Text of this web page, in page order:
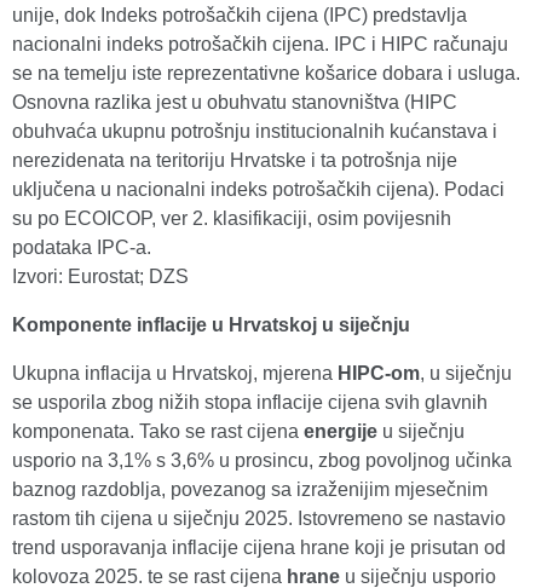
unije, dok Indeks potrošačkih cijena (IPC) predstavlja
nacionalni indeks potrošačkih cijena. IPC i HIPC računaju
se na temelju iste reprezentativne košarice dobara i usluga.
Osnovna razlika jest u obuhvatu stanovništva (HIPC
obuhvaća ukupnu potrošnju institucionalnih kućanstava i
nerezidenata na teritoriju Hrvatske i ta potrošnja nije
uključena u nacionalni indeks potrošačkih cijena). Podaci
su po ECOICOP, ver 2. klasifikaciji, osim povijesnih
podataka IPC-a.
Izvori: Eurostat; DZS
Komponente inflacije u Hrvatskoj u siječnju
Ukupna inflacija u Hrvatskoj, mjerena HIPC-om, u siječnju
se usporila zbog nižih stopa inflacije cijena svih glavnih
komponenata. Tako se rast cijena energije u siječnju
usporio na 3,1% s 3,6% u prosincu, zbog povoljnog učinka
baznog razdoblja, povezanog sa izraženijim mjesečnim
rastom tih cijena u siječnju 2025. Istovremeno se nastavio
trend usporavanja inflacije cijena hrane koji je prisutan od
kolovoza 2025. te se rast cijena hrane u siječnju usporio